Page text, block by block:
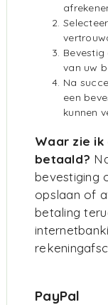
van uw
Na
een
kunnen
Waar zie ik
betaald?
bevestiging
opslaan of
betaling
PayPal